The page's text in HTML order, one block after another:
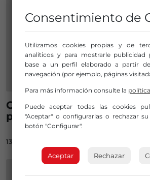
Cada vez más españoles
productos de segunda
13/01/2021
Consentimiento de
Utilizamos cookies propias y de
analíticos y para mostrarle publicidad
base a un perfil elaborado a partir
navegación (por ejemplo, páginas
Para más información consulte la
Puede aceptar todas las cookies
"Aceptar" o configurarlas o rechazar
botón "Configurar".
Aceptar Rechazar